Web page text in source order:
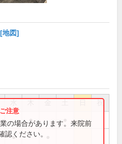
[地図]
祝
●
●
の場合があります。来院前
認ください。